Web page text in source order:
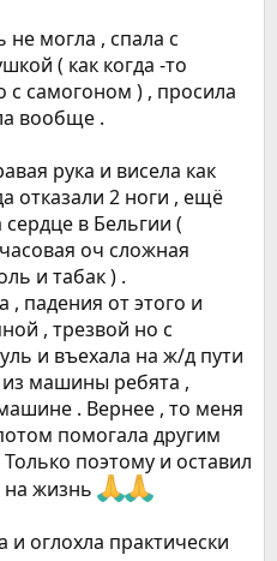
могла , спала с
( как когда -то
с самогоном ) , просила
вообще .
рука и висела как
отказали 2 ноги , ещё
в Бельгии (
оч сложная
и табак ) .
, падения от этого и
, трезвой но с
и въехала на ж/д пути
машины ребята ,
. Вернее , то меня
помогала другим
поэтому и оставил
жизнь
оглохла практически